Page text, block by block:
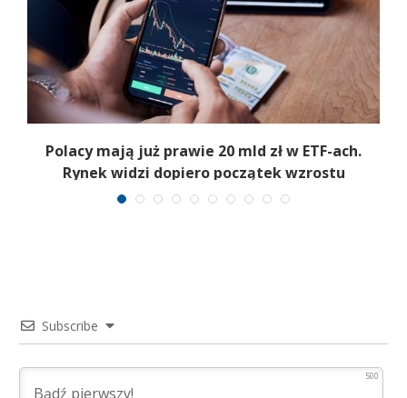
Polacy mają już prawie 20 mld zł w ETF-ach.
Rynek widzi dopiero początek wzrostu
Subscribe
500